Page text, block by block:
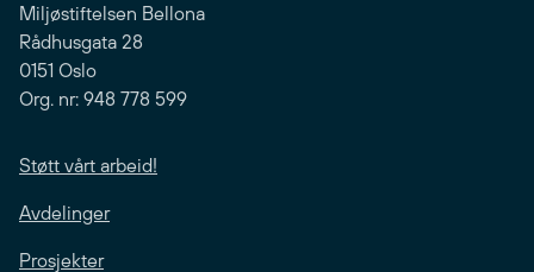
Miljøstiftelsen Bellona
Rådhusgata 28
0151 Oslo
Org. nr: 948 778 599
Støtt vårt arbeid!
Avdelinger
Prosjekter